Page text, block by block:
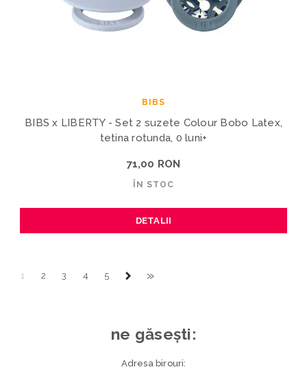
BIBS
BIBS x LIBERTY - Set 2 suzete Colour Bobo Latex,
tetina rotunda, 0 luni+
71,00 RON
ÎN STOC
DETALII
1 2 3 4 5 »
ne găsești:
Adresa birouri: